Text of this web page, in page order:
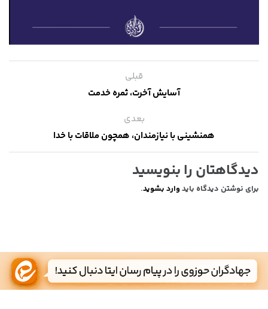
قبلی
آسایش آخرت، ثمره خدمت
بعدی
همنشینی با نیازمندان، همچون ملاقات با خدا
دیدگاهتان را بنویسید
برای نوشتن دیدگاه باید وارد بشوید.